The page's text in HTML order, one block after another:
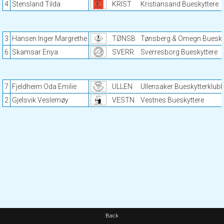
4 Stensland Tilda KRIST Kristiansand Bueskyttere
3 Hansen Inger Margrethe TØNSB
Tønsberg & Omegn
6 Skamsar Enya SVERR Sverresborg Bueskyttere
7 Fjeldheim Oda Emilie ULLEN
Ullensaker Bueskytterklubb
2 Gjelsvik Veslemøy VESTN Vestnes Bueskyttere
Back